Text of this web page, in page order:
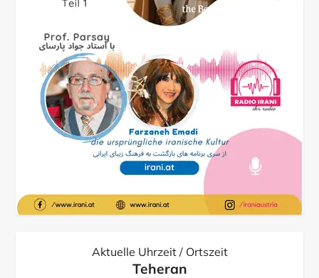
Aktuelle Uhrzeit / Ortszeit
Teheran